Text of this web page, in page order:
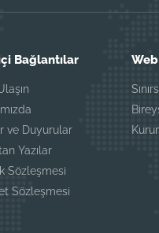
Bağlantılar
ve Duyurular
Yazılar
Sözleşmesi
Sözleşmesi